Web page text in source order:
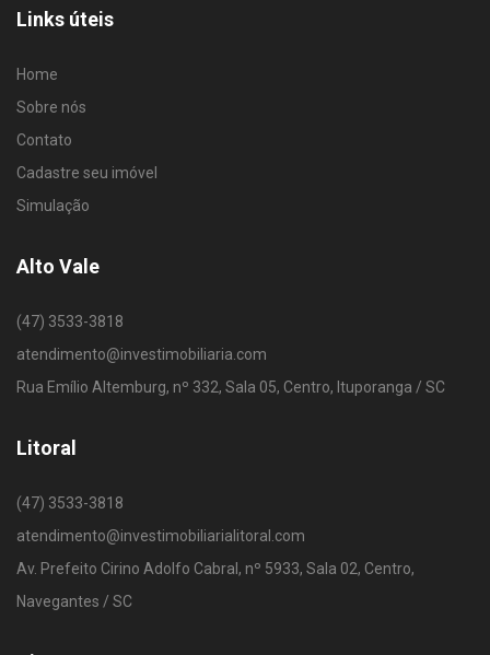
Links úteis
Home
Sobre nós
Contato
Cadastre seu imóvel
Simulação
Alto Vale
(47) 3533-3818
atendimento@investimobiliaria.com
Rua Emílio Altemburg, nº 332, Sala 05, Centro, Ituporanga / SC
Litoral
(47) 3533-3818
atendimento@investimobiliarialitoral.com
Av. Prefeito Cirino Adolfo Cabral, nº 5933, Sala 02, Centro,
Navegantes / SC